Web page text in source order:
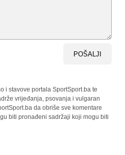
POŠALJI
i stavove portala SportSport.ba te
vrijeđanja, psovanja i vulgaran
da obriše sve komentare
biti pronađeni sadržaji koji mogu biti